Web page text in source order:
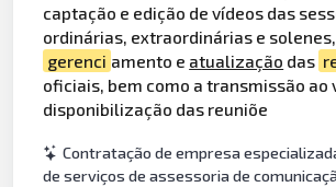
captação e edição de vídeos das
ordinárias, extraordinárias e solenes,
gerenci amento e atualização das
oficiais, bem como a transmissão ao
disponibilização das reuniõe
Contratação de empresa
de serviços de assessoria de